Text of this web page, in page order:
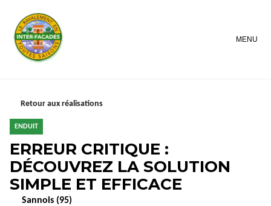
MENU
Retour aux réalisations
ENDUIT
ERREUR CRITIQUE :
DÉCOUVREZ LA SOLUTION
SIMPLE ET EFFICACE
Sannois (95)